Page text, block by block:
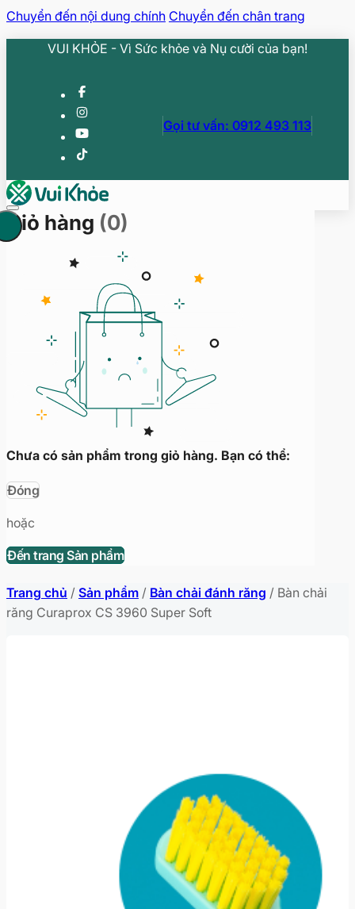
Chuyển đến nội dung chính Chuyển đến chân trang
VUI KHỎE - Vì Sức khỏe và Nụ cười của bạn!
Gọi tư vấn: 0912 493 113
Giỏ hàng (0)
Chưa có sản phẩm trong giỏ hàng. Bạn có thể:
Đóng
hoặc
Đến trang Sản phẩm
Trang chủ / Sản phẩm / Bàn chải đánh răng / Bàn chải
răng Curaprox CS 3960 Super Soft